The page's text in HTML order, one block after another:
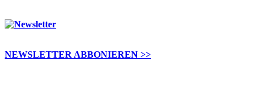
NEWSLETTER ABBONIEREN >>